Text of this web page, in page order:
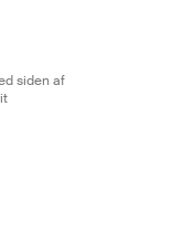
siden af